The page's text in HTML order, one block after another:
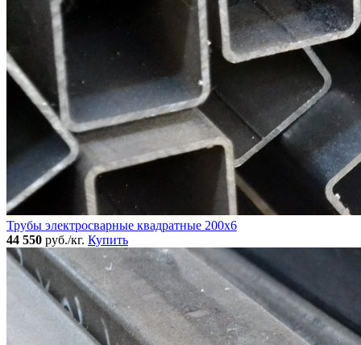
Трубы электросварные квадратные 200x6
44 550 руб./кг. Купить